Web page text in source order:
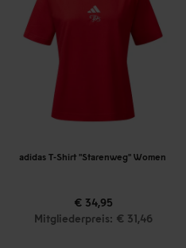
adidas T-Shirt "Starenweg" Women
€ 34,95
Mitgliederpreis: € 31,46